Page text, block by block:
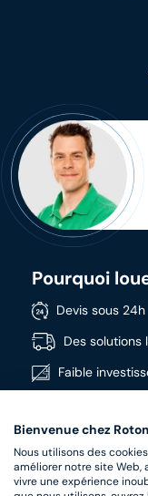
Pourquoi
Devis sous 24h
Des solutions
Faible
Large gamme
Produits de
Bienvenue chez
Nous utilisons des
améliorer notre site Web,
vivre une expérience